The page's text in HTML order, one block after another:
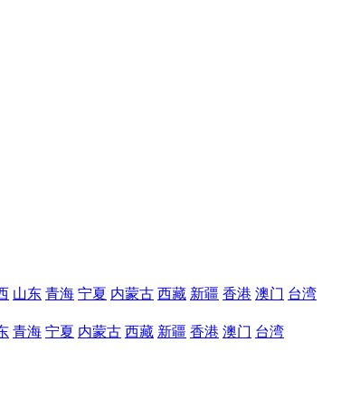
山东 青海 宁夏 内蒙古 西藏 新疆 香港 澳门 台湾
青海 宁夏 内蒙古 西藏 新疆 香港 澳门 台湾